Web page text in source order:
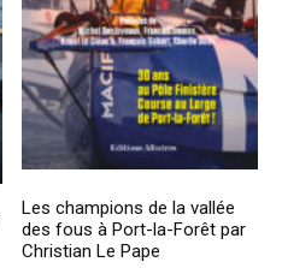
Les champions de la vallée
des fous à Port-la-Forêt par
Christian Le Pape